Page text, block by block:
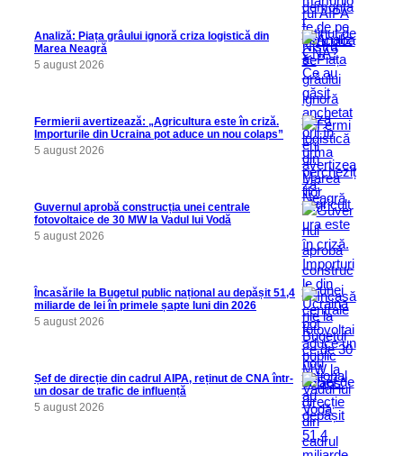
Analiză: Piața grâului ignoră criza logistică din
Marea Neagră
5 august 2026
Fermierii avertizează: „Agricultura este în criză.
Importurile din Ucraina pot aduce un nou colaps”
5 august 2026
Guvernul aprobă construcția unei centrale
fotovoltaice de 30 MW la Vadul lui Vodă
5 august 2026
Încasările la Bugetul public național au depășit 51,4
miliarde de lei în primele șapte luni din 2026
5 august 2026
Șef de direcție din cadrul AIPA, reținut de CNA într-
un dosar de trafic de influență
5 august 2026